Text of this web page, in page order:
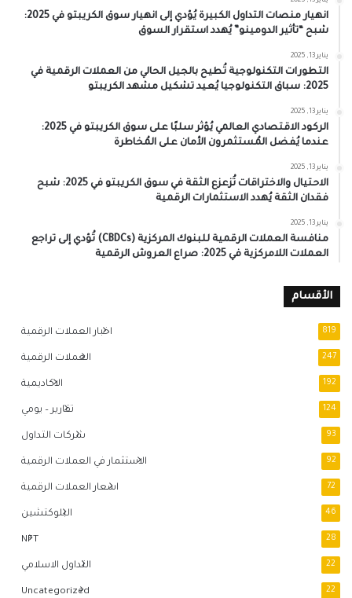
انهيار منصات التداول الكبيرة يُؤدي إلى انهيار سوق الكريبتو في 2025:
شبح “تأثير الدومينو” يُهدد استقرار السوق
يناير 13, 2025
التطورات التكنولوجية تُطيح بالجيل الحالي من العملات الرقمية في
2025: سباق التكنولوجيا يُعيد تشكيل مشهد الكريبتو
يناير 13, 2025
الركود الاقتصادي العالمي يُؤثر سلبًا على سوق الكريبتو في 2025:
عندما يُفضل المُستثمرون الأمان على المُخاطرة
يناير 13, 2025
الاحتيال والاختراقات تُزعزع الثقة في سوق الكريبتو في 2025: شبح
فقدان الثقة يُهدد الاستثمارات الرقمية
يناير 13, 2025
منافسة العملات الرقمية للبنوك المركزية (CBDCs) تُؤدي إلى تراجع
العملات اللامركزية في 2025: صراع العروش الرقمية
الأقسام
اخبار العملات الرقمية 819
العملات الرقمية 247
الاكاديمية 192
تقارير – يومي 124
شركات التداول 93
الاستثمار في العملات الرقمية 92
اسعار العملات الرقمية 72
البلوكتشين 46
NFT 28
التداول الاسلامي 22
Uncategorized 22